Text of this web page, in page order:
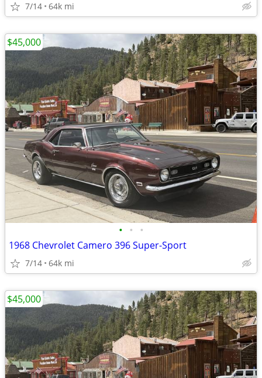
7/14 64k mi
• • •
1968 Chevrolet Camero 396 Super-Sport
7/14 64k mi
$45,000
$45,000